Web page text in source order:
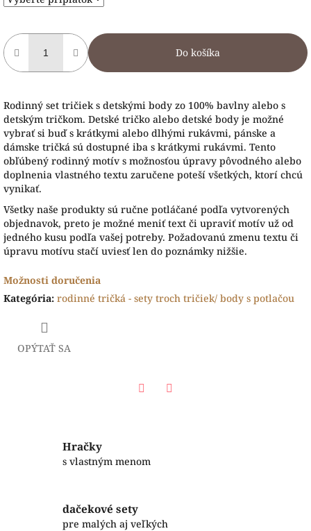
Do košíka
Rodinný set tričiek s detskými body zo 100% bavlny alebo s
detským tričkom. Detské tričko alebo detské body je možné
vybrať si buď s krátkymi alebo dlhými rukávmi, pánske a
dámske tričká sú dostupné iba s krátkymi rukávmi. Tento
obľúbený rodinný motív s možnosťou úpravy pôvodného alebo
doplnenia vlastného textu zaručene poteší všetkých, ktorí chcú
vynikať.
Všetky naše produkty sú ručne potláčané podľa vytvorených
objednavok, preto je možné meniť text či upraviť motív už od
jedného kusu podľa vašej potreby. Požadovanú zmenu textu či
úpravu motívu stačí uviesť len do poznámky nižšie.
Možnosti doručenia
Kategória: rodinné tričká - sety troch tričiek/ body s potlačou
OPÝTAŤ SA
Hračky
s vlastným menom
dačekové sety
pre malých aj veľkých